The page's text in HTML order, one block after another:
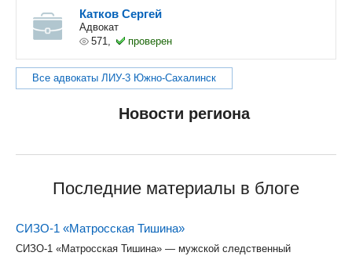
Катков Сергей
Адвокат
571,
проверен
Все адвокаты ЛИУ-3 Южно-Сахалинск
Новости региона
Последние материалы в блоге
СИЗО-1 «Матросская Тишина»
СИЗО-1 «Матросская Тишина» — мужской следственный